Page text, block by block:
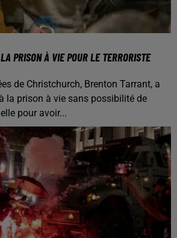
PRISON À VIE POUR LE TERRORISTE
de Christchurch, Brenton Tarrant, a
la prison à vie sans possibilité de
pour avoir...